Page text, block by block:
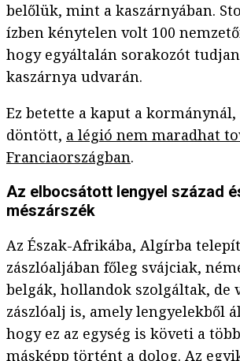
belőlük, mint a kaszárnyában.
ízben kénytelen volt 100
hogy egyáltalán sorakozót
kaszárnya udvarán.
Ez betette a kaput a
döntött, a légió nem maradhat
Franciaországban.
Az elbocsátott lengyel század
mészárszék
Az Észak-Afrikába, Algírba
zászlóaljában főleg svájciak,
belgák, hollandok szolgáltak, de
zászlóalj is, amely lengyelekből
hogy ez az egység is követi a
másképp történt a dolog. Az